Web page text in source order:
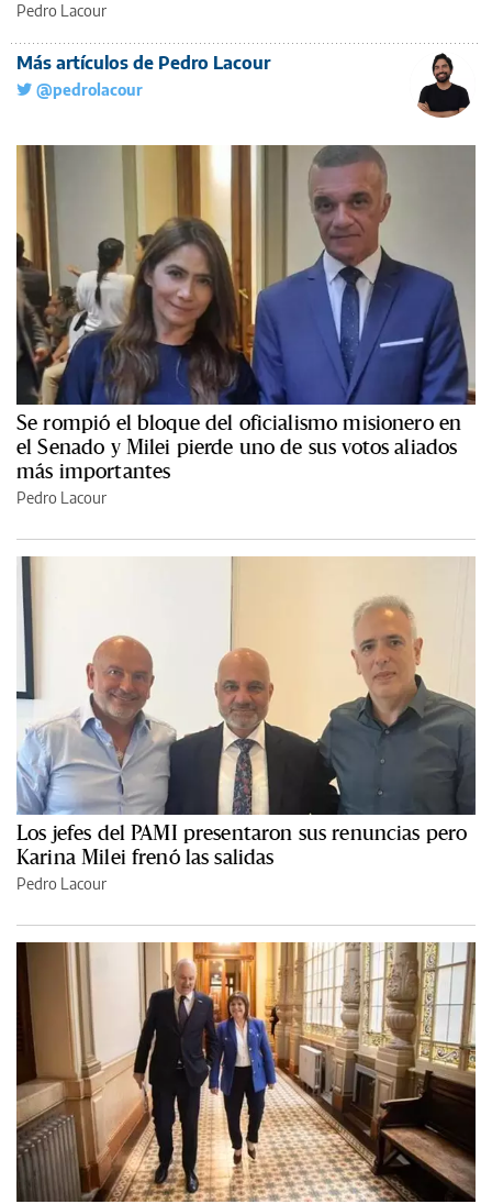
Pedro Lacour
Más artículos de Pedro Lacour
@pedrolacour
Se rompió el bloque del oficialismo misionero en
el Senado y Milei pierde uno de sus votos aliados
más importantes
Pedro Lacour
Los jefes del PAMI presentaron sus renuncias pero
Karina Milei frenó las salidas
Pedro Lacour